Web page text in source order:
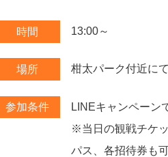
時間 13:00～
場所 柑太パーク付近に
参加条件
LINEキャンペーン
※当日の観戦チケ
パス、各招待券も可